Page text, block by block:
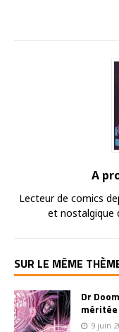
A
Lecteur de comics
et nostalgique
SUR LE MÊME
Dr
méritée
9 juin